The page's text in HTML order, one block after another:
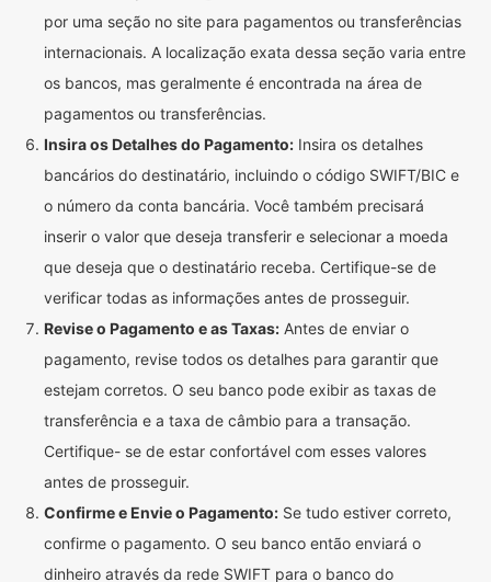
por uma seção no site para pagamentos ou transferências
internacionais. A localização exata dessa seção varia entre
os bancos, mas geralmente é encontrada na área de
pagamentos ou transferências.
Insira os Detalhes do Pagamento: Insira os detalhes
bancários do destinatário, incluindo o código SWIFT/BIC e
o número da conta bancária. Você também precisará
inserir o valor que deseja transferir e selecionar a moeda
que deseja que o destinatário receba. Certifique-se de
verificar todas as informações antes de prosseguir.
Revise o Pagamento e as Taxas: Antes de enviar o
pagamento, revise todos os detalhes para garantir que
estejam corretos. O seu banco pode exibir as taxas de
transferência e a taxa de câmbio para a transação.
Certifique- se de estar confortável com esses valores
antes de prosseguir.
Confirme e Envie o Pagamento: Se tudo estiver correto,
confirme o pagamento. O seu banco então enviará o
dinheiro através da rede SWIFT para o banco do